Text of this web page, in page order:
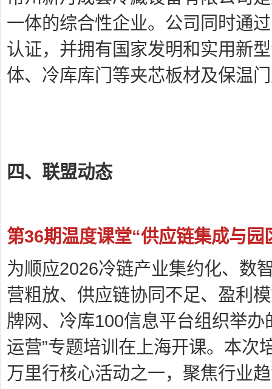
一体的综合性企业。公司同时通
认证，并拥有国家发明和实用新
体、冷库库门等夹芯板材及保温
四、联盟动态
第36期温度课堂“供应链集成与
为顺应2026冷链产业集约化、数
营粗放、供应链协同不足、盈利
牌网、冷库100信息平台组织举办
运营”专题培训在上海开课。本次
万里行核心活动之一，聚焦行业